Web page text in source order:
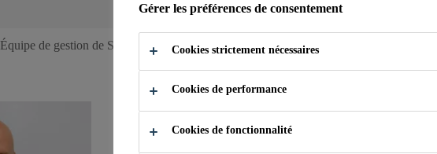
Équipe de gestion de Sika Canada
Gérer les préférences de consentement
Cookies strictement nécessaires
Cookies de performance
Cookies de fonctionnalité